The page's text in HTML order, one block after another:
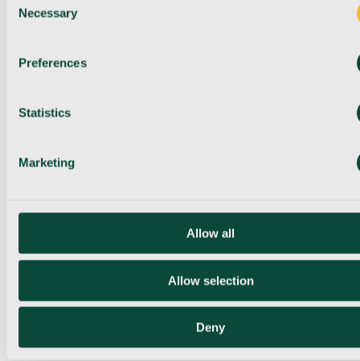
Selection
Necessary
Preferences
Statistics
Marketing
Allow all
Allow selection
Deny